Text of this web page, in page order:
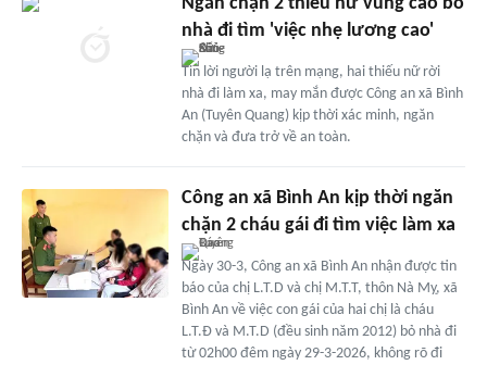
nhà đi tìm 'việc nhẹ lương cao'
Tin lời người lạ trên mạng, hai thiếu nữ rời
nhà đi làm xa, may mắn được Công an xã Bình
An (Tuyên Quang) kịp thời xác minh, ngăn
chặn và đưa trở về an toàn.
Công an xã Bình An kịp thời ngăn
chặn 2 cháu gái đi tìm việc làm xa
Ngày 30-3, Công an xã Bình An nhận được tin
báo của chị L.T.D và chị M.T.T, thôn Nà Mỵ, xã
Bình An về việc con gái của hai chị là cháu
L.T.Đ và M.T.D (đều sinh năm 2012) bỏ nhà đi
từ 02h00 đêm ngày 29-3-2026, không rõ đi